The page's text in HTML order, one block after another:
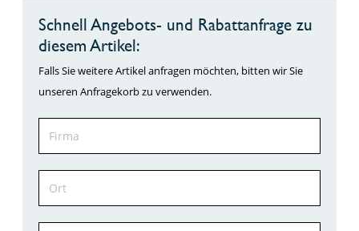
Schnell Angebots- und Rabattanfrage zu
diesem Artikel:
Falls Sie weitere Artikel anfragen möchten, bitten wir Sie
unseren Anfragekorb zu verwenden.